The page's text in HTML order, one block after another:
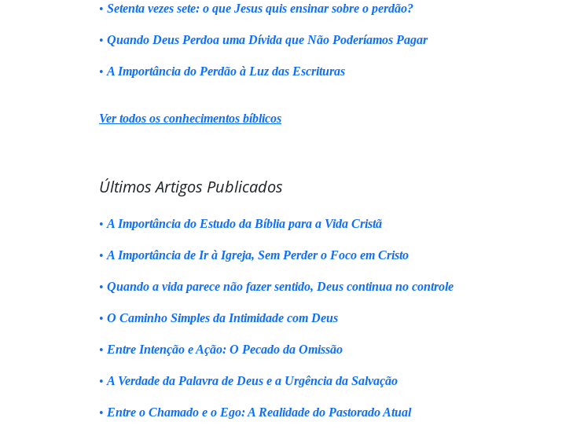
• Setenta vezes sete: o que Jesus quis ensinar sobre o perdão?
• Quando Deus Perdoa uma Dívida que Não Poderíamos Pagar
• A Importância do Perdão à Luz das Escrituras
Ver todos os conhecimentos bíblicos
Últimos Artigos Publicados
• A Importância do Estudo da Bíblia para a Vida Cristã
• A Importância de Ir à Igreja, Sem Perder o Foco em Cristo
• Quando a vida parece não fazer sentido, Deus continua no controle
• O Caminho Simples da Intimidade com Deus
• Entre Intenção e Ação: O Pecado da Omissão
• A Verdade da Palavra de Deus e a Urgência da Salvação
• Entre o Chamado e o Ego: A Realidade do Pastorado Atual